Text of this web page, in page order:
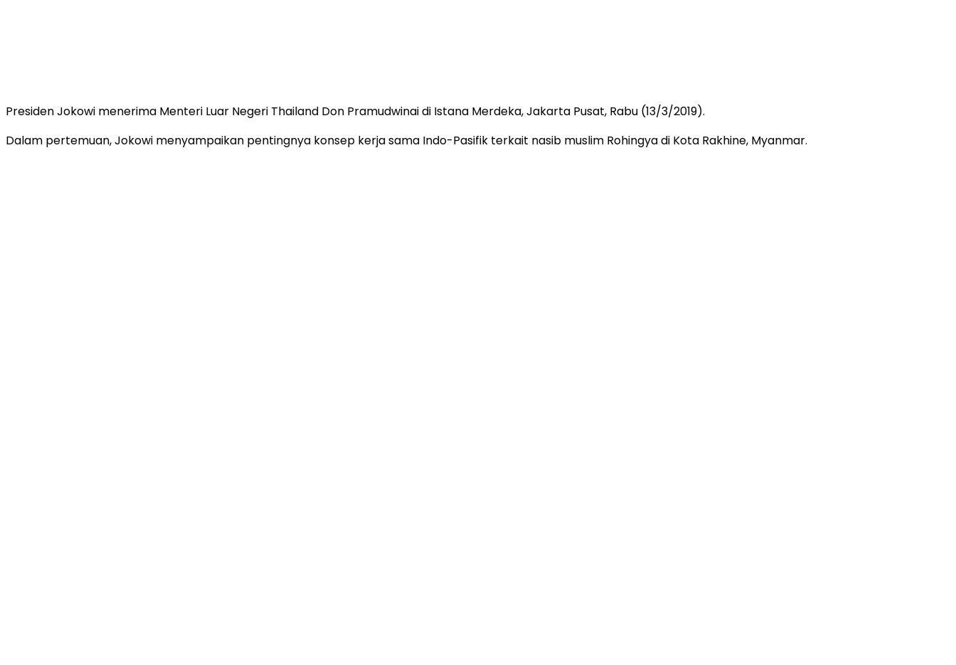
Presiden Jokowi menerima Menteri Luar Negeri Thailand Don Pramudwinai di Istana Merdeka, Jakarta Pusat, Rabu (13/3/2019).
Dalam pertemuan, Jokowi menyampaikan pentingnya konsep kerja sama Indo-Pasifik terkait nasib muslim Rohingya di Kota Rakhine, Myanmar.